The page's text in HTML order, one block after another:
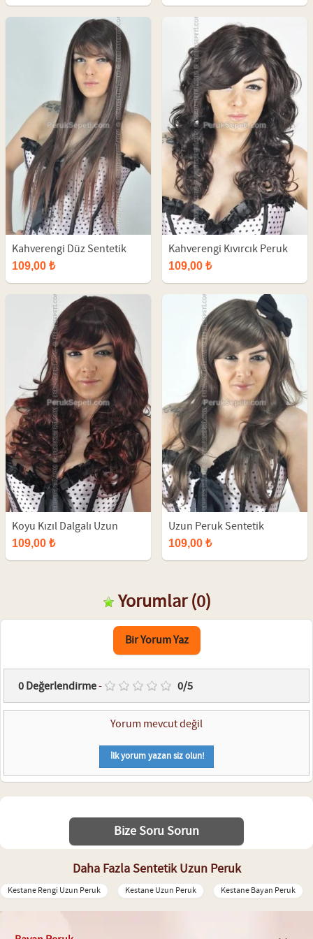
Kahverengi Düz Sentetik
Uzun Peruk
109,00 ₺
Kahverengi Kıvırcık Peruk
Sentetik
109,00 ₺
Koyu Kızıl Dalgalı Uzun
Peruk
109,00 ₺
Uzun Peruk Sentetik
109,00 ₺
Yorumlar(0)
Bir Yorum Yaz
0Değerlendirme- 0/5
Yorum mevcut değil
İlk yorum yazan siz olun!
Bize Soru Sorun
Daha Fazla Sentetik Uzun Peruk
Kestane Rengi Uzun Peruk Kestane Uzun Peruk Kestane Bayan Peruk